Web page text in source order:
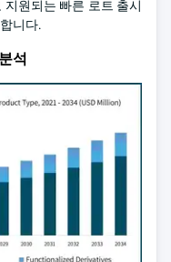
원되는 빠른 로트 출시
니다.
석